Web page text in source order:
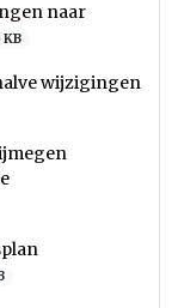
naar
KB
wijzigingen